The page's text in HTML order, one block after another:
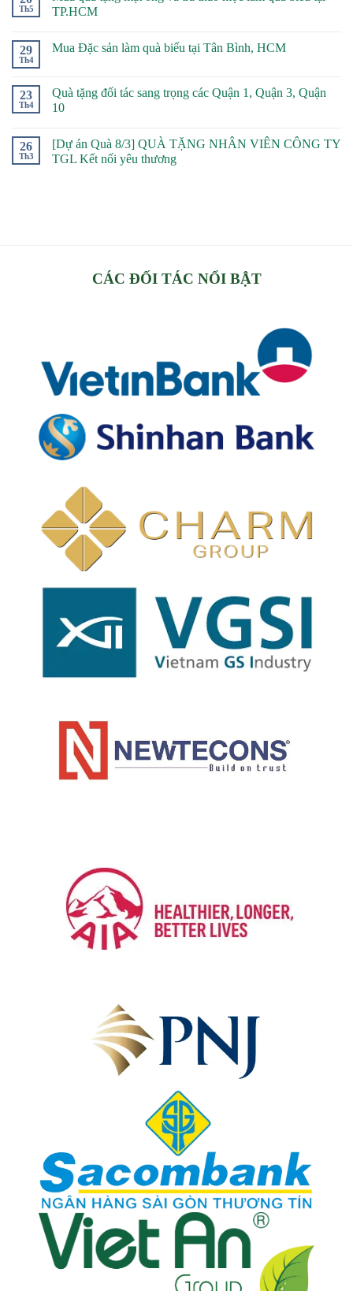
Th5
TP.HCM
29
Th4
Mua Đặc sản làm quà biếu tại Tân Bình, HCM
23
Th4
Quà tặng đối tác sang trọng các Quận 1, Quận 3, Quận
10
26
Th3
[Dự án Quà 8/3] QUÀ TẶNG NHÂN VIÊN CÔNG TY
TGL Kết nối yêu thương
CÁC ĐỐI TÁC NỔI BẬT